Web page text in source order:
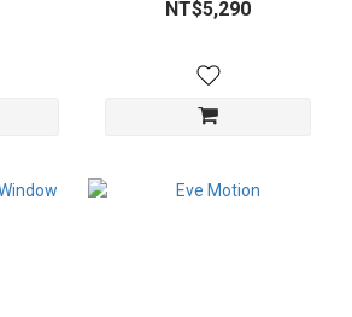
NT$5,290